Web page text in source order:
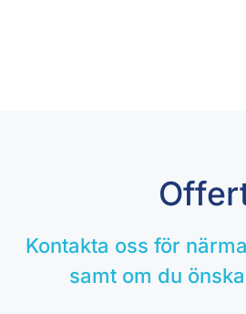
Kontakta oss för
samt om du